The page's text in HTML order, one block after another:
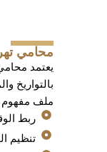
محامي
يعتمد
بالتواريخ
ملف مفهوم
ربط
تنظيم